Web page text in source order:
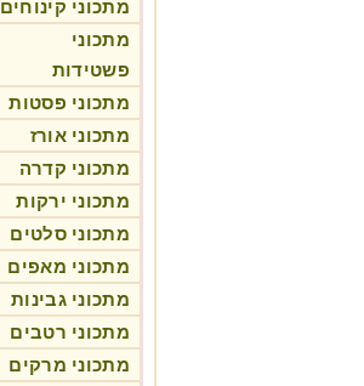
מתכוני קינוחים
מתכוני
פשטידות
מתכוני פסטות
מתכוני אורז
מתכוני קדרה
מתכוני ירקות
מתכוני סלטים
מתכוני מאפים
מתכוני גבינות
מתכוני רטבים
מתכוני מרקים